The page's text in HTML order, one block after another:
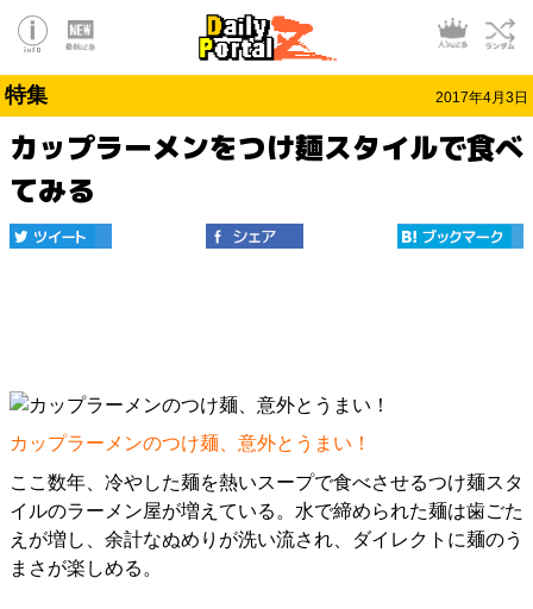
特集 2017年4月3日
カップラーメンをつけ麺スタイルで食べ
てみる
カップラーメンのつけ麺、意外とうまい！
ここ数年、冷やした麺を熱いスープで食べさせるつけ麺スタ
イルのラーメン屋が増えている。水で締められた麺は歯ごた
えが増し、余計なぬめりが洗い流され、ダイレクトに麺のう
まさが楽しめる。